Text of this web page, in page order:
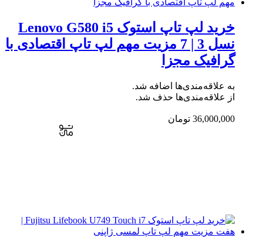
خرید لپ تاپ استوک Lenovo G580 i5
نسل 3 | 7 مزیت مهم لپ تاپ اقتصادی با
گرافیک مجزا
به علاقه‌مندی‌ها اضافه شد.
از علاقه‌مندی‌ها حذف شد.
36,000,000 تومان